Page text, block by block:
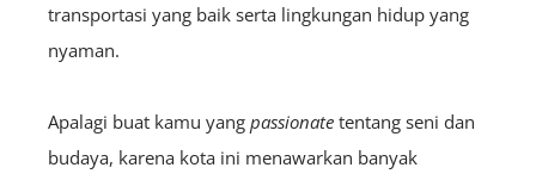
transportasi yang baik serta lingkungan hidup yang
nyaman.
Apalagi buat kamu yang passionate tentang seni dan
budaya, karena kota ini menawarkan banyak